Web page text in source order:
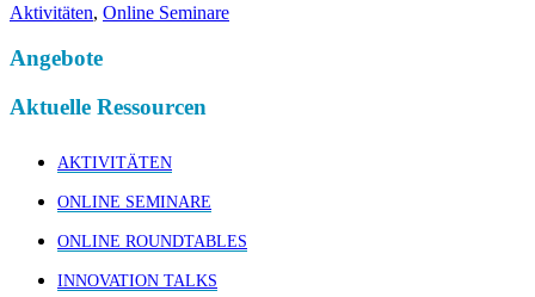
Aktivitäten, Online Seminare
Angebote
Aktuelle Ressourcen
AKTIVITÄTEN
ONLINE SEMINARE
ONLINE ROUNDTABLES
INNOVATION TALKS